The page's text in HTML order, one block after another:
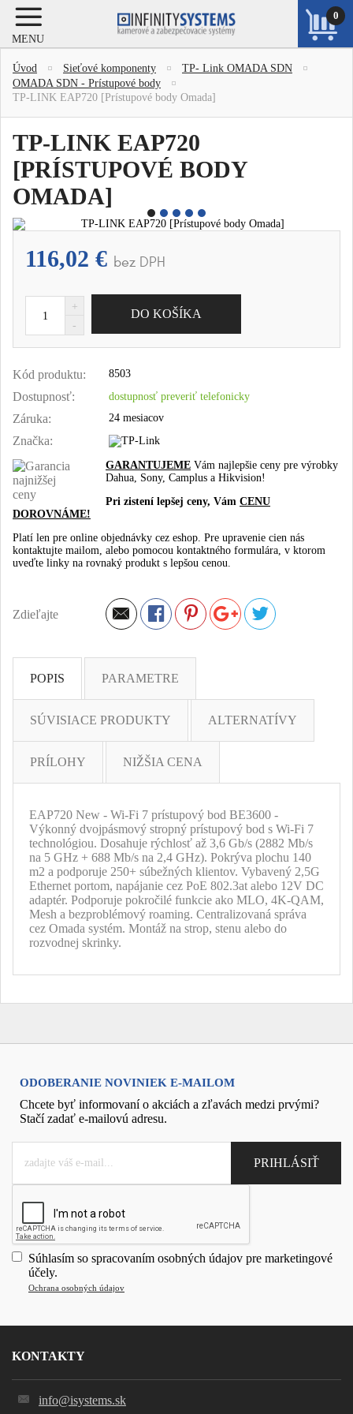
MENU
0
ZOBRAZIŤ
Úvod Sieťové komponenty
TP- Link OMADA SDN
OMADA SDN - Prístupové body
TP-LINK EAP720 [Prístupové body Omada]
TP-LINK EAP720
[PRÍSTUPOVÉ BODY
OMADA]
116,02 € bez DPH
Kód produktu: 8503
Dostupnosť: dostupnosť preveriť telefonicky
Záruka: 24 mesiacov
Značka:
GARANTUJEME Vám najlepšie ceny pre výrobky
Dahua, Sony, Camplus a Hikvision!
Pri zistení lepšej ceny, Vám CENU
DOROVNÁME!
Platí len pre online objednávky cez eshop. Pre upravenie cien nás
kontaktujte mailom, alebo pomocou kontaktného formulára, v ktorom
uveďte linky na rovnaký produkt s lepšou cenou.
Zdieľajte
POPIS PARAMETRE
SÚVISIACE PRODUKTY ALTERNATÍVY
PRÍLOHY NIŽŠIA CENA
EAP720 New - Wi-Fi 7 prístupový bod BE3600 -
Výkonný dvojpásmový stropný prístupový bod s Wi-Fi 7
technológiou. Dosahuje rýchlosť až 3,6 Gb/s (2882 Mb/s
na 5 GHz + 688 Mb/s na 2,4 GHz). Pokrýva plochu 140
m2 a podporuje 250+ súbežných klientov. Vybavený 2,5G
Ethernet portom, napájanie cez PoE 802.3at alebo 12V DC
adaptér. Podporuje pokročilé funkcie ako MLO, 4K-QAM,
Mesh a bezproblémový roaming. Centralizovaná správa
cez Omada systém. Montáž na strop, stenu alebo do
rozvodnej skrinky.
ODOBERANIE NOVINIEK E-MAILOM
Chcete byť informovaní o akciách a zľavách medzi prvými?
Stačí zadať e-mailovú adresu.
Súhlasím so spracovaním osobných údajov pre marketingové
účely.
Ochrana osobných údajov
KONTAKTY
info@isystems.sk